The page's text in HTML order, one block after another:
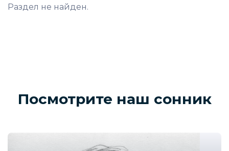
Раздел не найден.
Посмотрите наш сонник